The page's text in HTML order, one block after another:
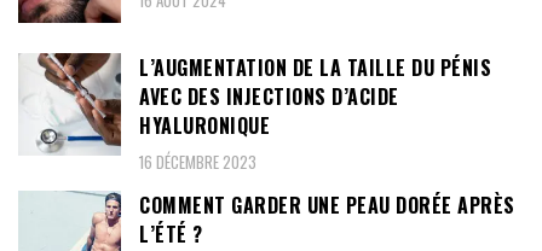
L’AUGMENTATION DE LA TAILLE DU PÉNIS
AVEC DES INJECTIONS D’ACIDE
HYALURONIQUE
16 DÉCEMBRE 2023
COMMENT GARDER UNE PEAU DORÉE APRÈS
L’ÉTÉ ?